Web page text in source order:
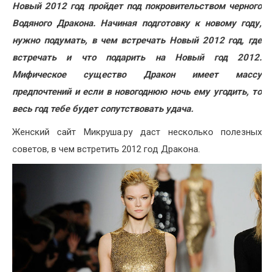
Недвижимость
Новый 2012 год пройдет под покровительством черного
Водяного Дракона. Начиная подготовку к новому году,
нужно подумать, в чем встречать Новый 2012 год, где
встречать и что подарить на Новый год 2012.
Мифическое существо Дракон имеет массу
предпочтений и если в новогоднюю ночь ему угодить, то
весь год тебе будет сопутствовать удача.
Женский сайт Микруша.ру даст несколько полезных
советов, в чем встретить 2012 год Дракона.